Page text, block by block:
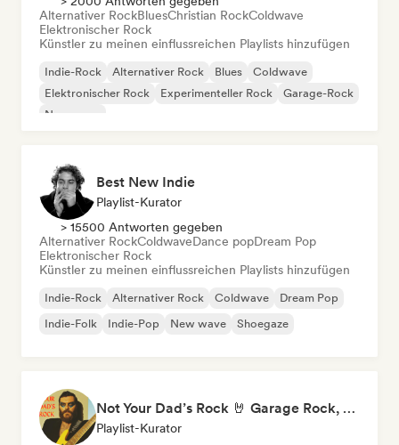
Alternativer RockBluesChristian RockColdwave
Elektronischer Rock
Künstler zu meinen einflussreichen Playlists hinzufügen
Indie-Rock Alternativer Rock Blues
Coldwave
Elektronischer Rock
Experimenteller Rock
Garage-Rock
New wave
Best New Indie
Playlist-Kurator
> 15500 Antworten gegeben
Alternativer RockColdwaveDance popDream Pop
Elektronischer Rock
Künstler zu meinen einflussreichen Playlists hinzufügen
Indie-Rock Alternativer Rock Coldwave
Dream Pop
Indie-Folk
Indie-Pop New wave Shoegaze
Not Your Dad’s Rock 🤘 Garage Rock, Alt-Rock & Indie Anthems
Playlist-Kurator